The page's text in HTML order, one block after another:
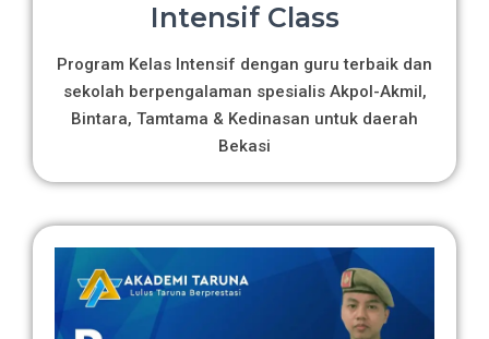
Intensif Class
Program Kelas Intensif dengan guru terbaik dan
sekolah berpengalaman spesialis Akpol-Akmil,
Bintara, Tamtama & Kedinasan untuk daerah
Bekasi